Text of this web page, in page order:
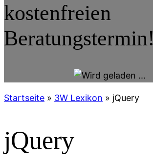
kostenfreien
Beratungstermin!
Startseite » 3W Lexikon » jQuery
jQuery